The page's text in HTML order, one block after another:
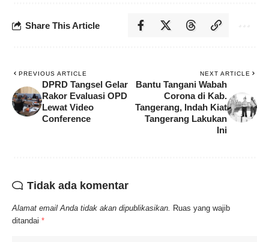
Share This Article
PREVIOUS ARTICLE
DPRD Tangsel Gelar
Rakor Evaluasi OPD
Lewat Video
Conference
NEXT ARTICLE
Bantu Tangani Wabah
Corona di Kab.
Tangerang, Indah Kiat
Tangerang Lakukan
Ini
Tidak ada komentar
Alamat email Anda tidak akan dipublikasikan. Ruas yang wajib
ditandai *